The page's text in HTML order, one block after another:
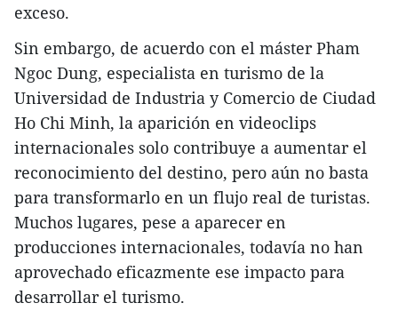
exceso.
Sin embargo, de acuerdo con el máster Pham
Ngoc Dung, especialista en turismo de la
Universidad de Industria y Comercio de Ciudad
Ho Chi Minh, la aparición en videoclips
internacionales solo contribuye a aumentar el
reconocimiento del destino, pero aún no basta
para transformarlo en un flujo real de turistas.
Muchos lugares, pese a aparecer en
producciones internacionales, todavía no han
aprovechado eficazmente ese impacto para
desarrollar el turismo.